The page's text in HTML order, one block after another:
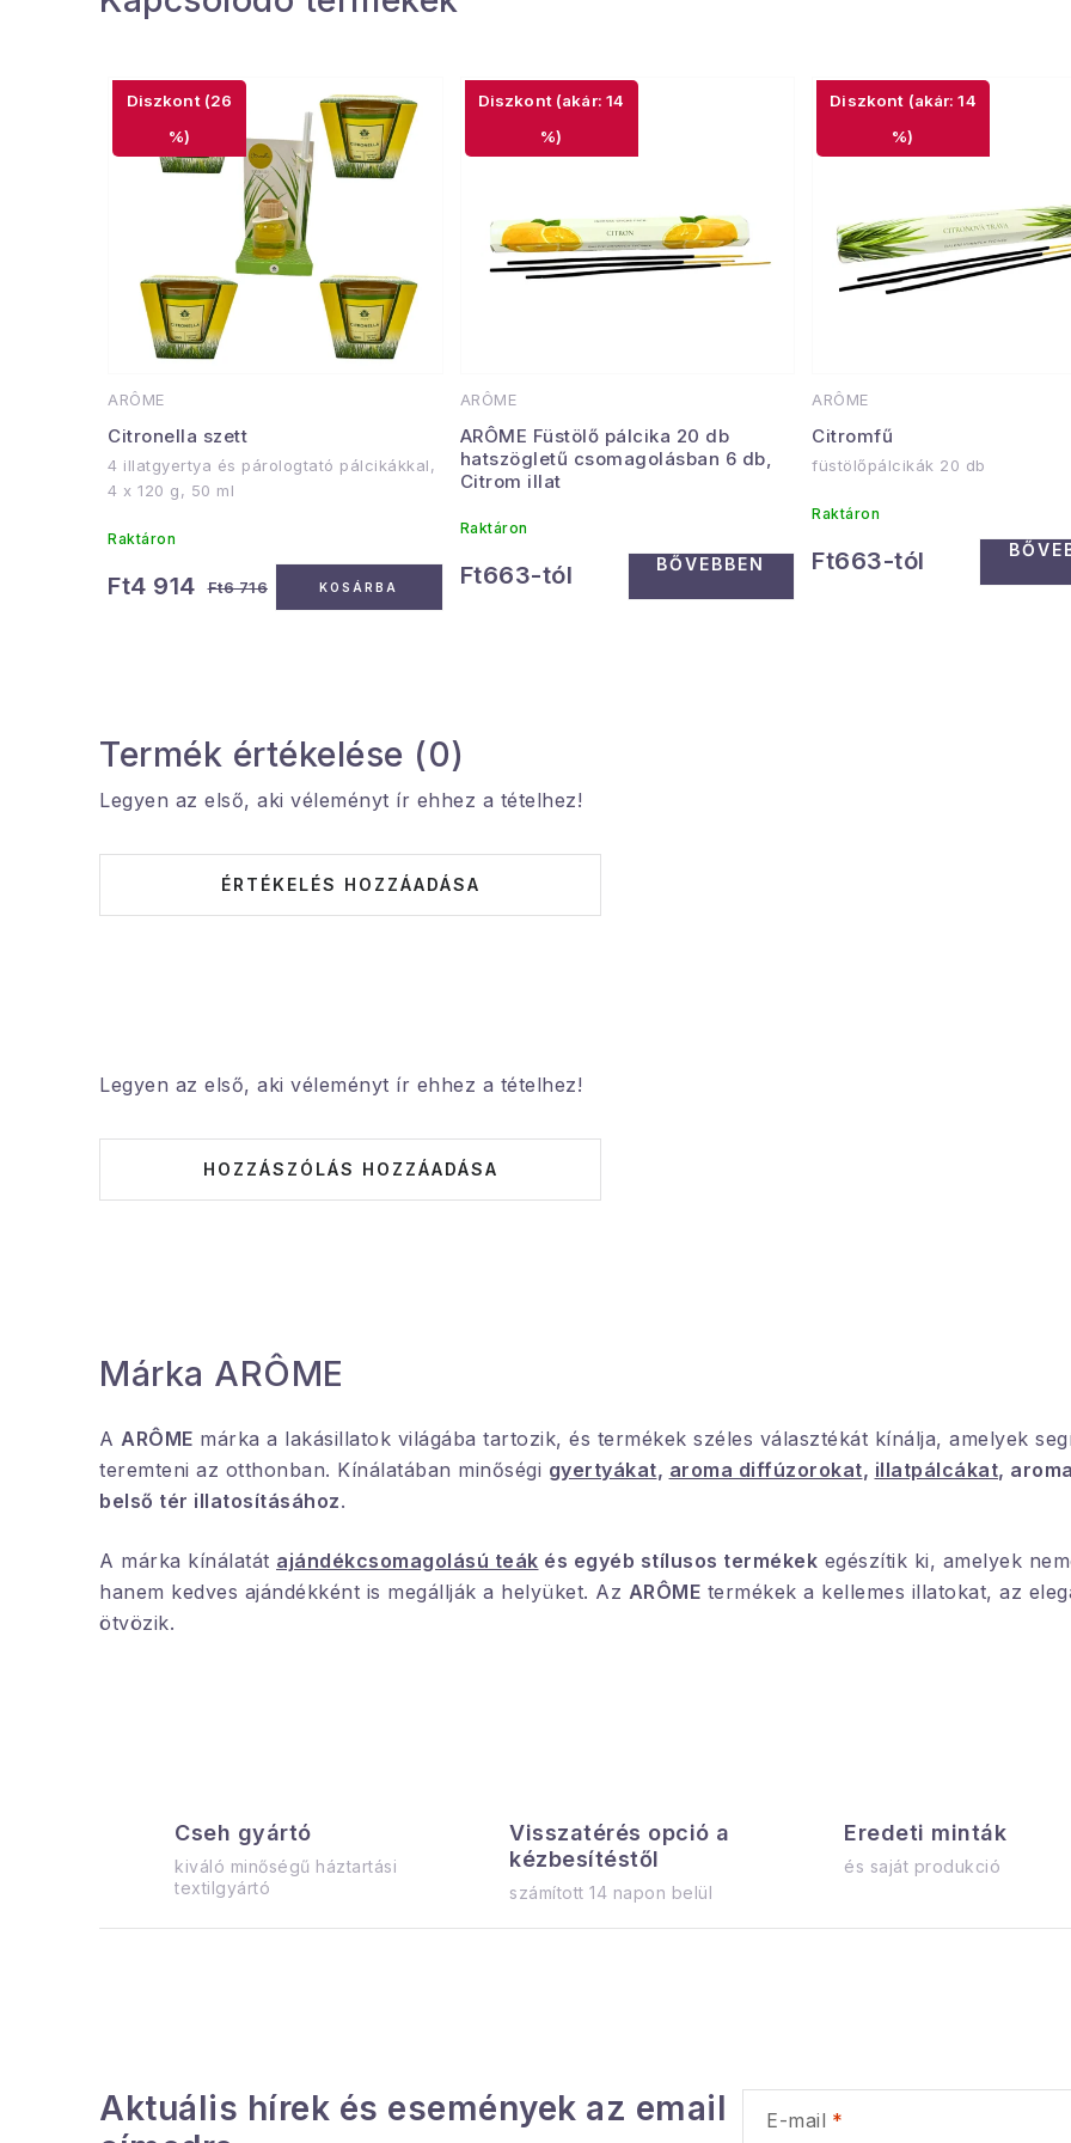
Cseh gyártó
kiváló minőségű háztartási
textilgyártó
Visszatérés opció a
kézbesítéstől
számított 14 napon belül
Eredeti minták
és saját produkció
Termék értékelése (0)
Legyen az első, aki véleményt ír ehhez a tételhez!
ÉRTÉKELÉS HOZZÁADÁSA
Legyen az első, aki véleményt ír ehhez a tételhez!
HOZZÁSZÓLÁS HOZZÁADÁSA
Márka ARÔME
A ARÔME márka a lakásillatok világába tartozik, és termékek széles választékát kínálja, amelyek
teremteni az otthonban. Kínálatában minőségi gyertyákat, aroma diffúzorokat, illatpálcákat,
belső tér illatosításához.
A márka kínálatát ajándékcsomagolású teák és egyéb stílusos termékek egészítik ki, amelyek
hanem kedves ajándékként is megállják a helyüket. Az ARÔME termékek a kellemes illatokat, az
ötvözik.
ARÔME
Citronella szett
(26
%)
4 illatgyertya és párologtató pálcikákkal,
4 x 120 g, 50 ml
Raktáron
Ft4 914 Ft6 716 KOSÁRBA
ARÔME
ARÔME Füstölő pálcika 20 db
hatszögletű csomagolásban 6 db,
Citrom illat
(akár: 14
%)
Raktáron
Ft663-tól BŐVEBBEN
ARÔME
Citromfű
(akár: 14
%)
füstölőpálcikák 20 db
Raktáron
Ft663-tól
Aktuális hírek és események az email
E-mail